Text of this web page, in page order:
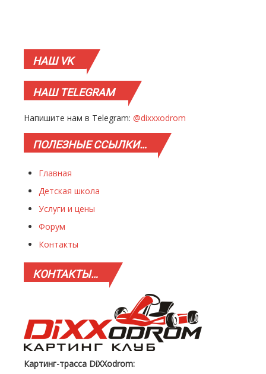
НАШVK
НАШTELEGRAM
Напишите нам в Telegram: @dixxxodrom
ПОЛЕЗНЫЕССЫЛКИ…
Главная
Детская школа
Услуги и цены
Форум
Контакты
КОНТАКТЫ…
Картинг-трасса DiXXodrom: